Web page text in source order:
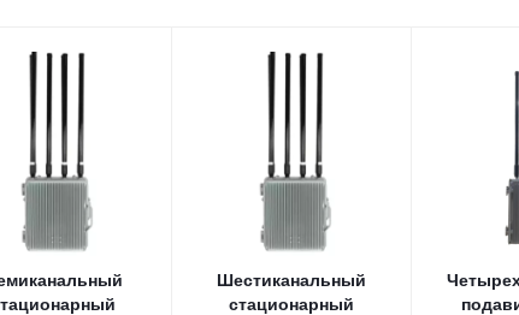
Шестиканальный
стационарный